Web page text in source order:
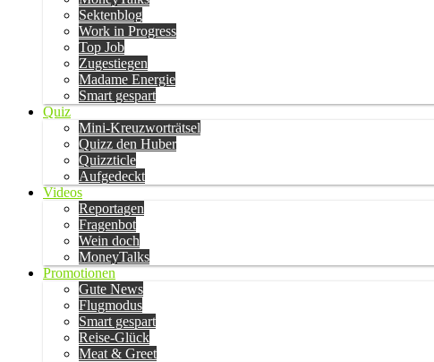
Sektenblog
Work in Progress
Top Job
Zugestiegen
Madame Energie
Smart gespart
Quiz
Mini-Kreuzworträtsel
Quizz den Huber
Quizzticle
Aufgedeckt
Videos
Reportagen
Fragenbot
Wein doch
MoneyTalks
Promotionen
Gute News
Flugmodus
Smart gespart
Reise-Glück
Meat & Greet